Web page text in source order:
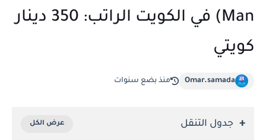
Man) في الكويت الراتب: 350 دينار
كويتي
Omar.samada منذ بضع سنوات
جدول التنقل